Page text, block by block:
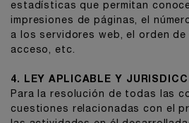
estadísticas que permitan
impresiones de páginas, el
a los servidores web, el orden
acceso, etc.
4. LEY APLICABLE Y
Para la resolución de todas las
cuestiones relacionadas con el